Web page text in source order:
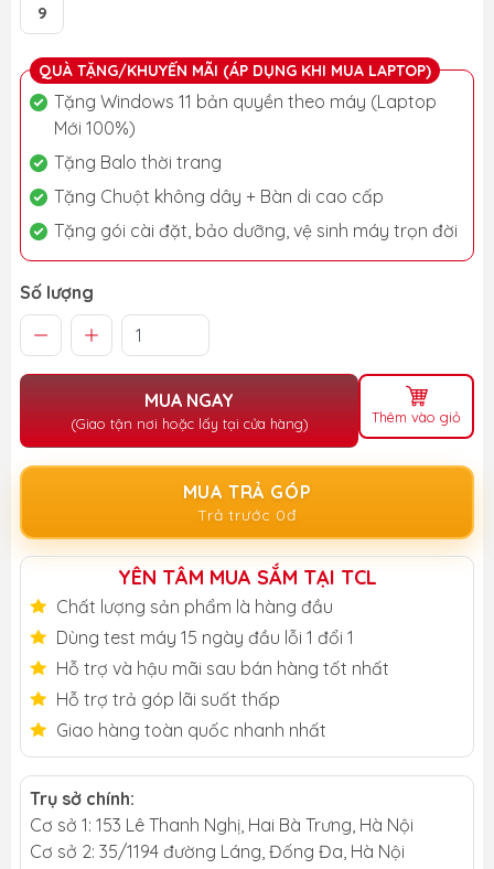
9
QUÀ TẶNG/KHUYẾN MÃI (ÁP DỤNG KHI MUA LAPTOP)
Tặng Windows 11 bản quyền theo máy (Laptop
Mới 100%)
Tặng Balo thời trang
Tặng Chuột không dây + Bàn di cao cấp
Tặng gói cài đặt, bảo dưỡng, vệ sinh máy trọn đời
Số lượng
MUA NGAY
(Giao tận nơi hoặc lấy tại cửa hàng) Thêm vào giỏ
MUA TRẢ GÓP
Trả trước 0đ
YÊN TÂM MUA SẮM TẠI TCL
Chất lượng sản phẩm là hàng đầu
Dùng test máy 15 ngày đầu lỗi 1 đổi 1
Hỗ trợ và hậu mãi sau bán hàng tốt nhất
Hỗ trợ trả góp lãi suất thấp
Giao hàng toàn quốc nhanh nhất
Trụ sở chính:
Cơ sở 1: 153 Lê Thanh Nghị, Hai Bà Trưng, Hà Nội
Cơ sở 2: 35/1194 đường Láng, Đống Đa, Hà Nội